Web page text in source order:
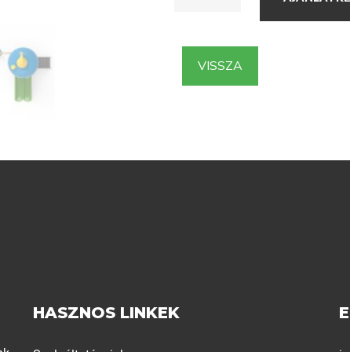
VISSZA
HASZNOS LINKEK